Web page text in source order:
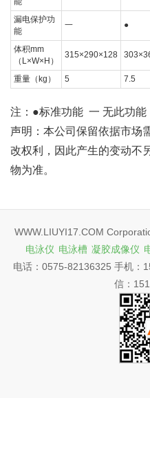
漏电保护功
能
一 ●
体积mm
（L×W×H）
315×290×128
重量（kg） 5 7.5
注：●标准功能 一 无此功能
声明：本公司保留依据市场
改权利，因此产生的变动不
物为准。
WWW.LIUYI17.COM
电泳仪 电泳槽 凝胶成像仪
电话：0575-82136325 手机：
信：